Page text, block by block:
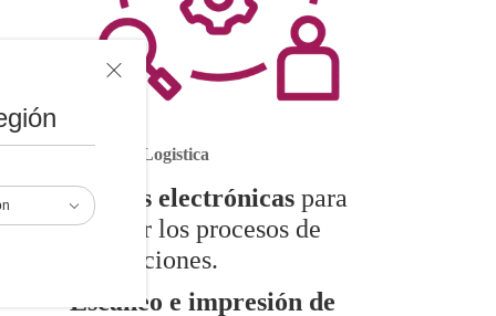
Operaciones& Logistica
Firmas electrónicaspara
agilizar los procesos de
aprobaciones.
Escaneo e impresión de